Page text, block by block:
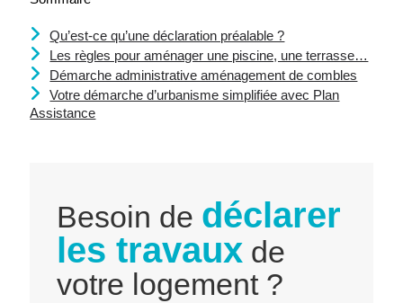
Qu’est-ce qu’une déclaration préalable ?
Les règles pour aménager une piscine, une terrasse…
Démarche administrative aménagement de combles
Votre démarche d’urbanisme simplifiée avec Plan
Assistance
Besoin de déclarer
les travaux de
votre logement ?